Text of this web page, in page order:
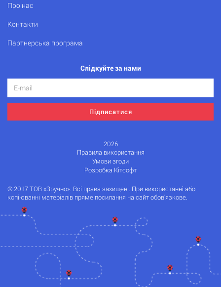
Про нас
Контакти
Партнерська програма
Слідкуйте за нами
Підписатися
2026
Правила використання
Умови згоди
Розробка Кітсофт
© 2017 ТОВ «Зручно». Всі права захищені. При використанні або
копіюванні матеріалів пряме посилання на сайт обов'язкове.